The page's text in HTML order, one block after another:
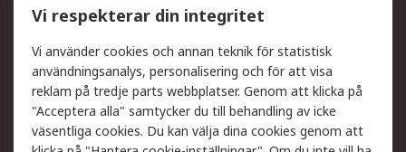
DesignSpark
Teknisk Support
Ditt lokala säljteam
Exportlösningar
Support
Få hjälp
Retur av varor
Vi respekterar din integritet
Vi använder cookies och annan teknik för statistisk
användningsanalys, personalisering och för att visa
reklam på tredje parts webbplatser. Genom att klicka på
"Acceptera alla" samtycker du till behandling av icke
väsentliga cookies. Du kan välja dina cookies genom att